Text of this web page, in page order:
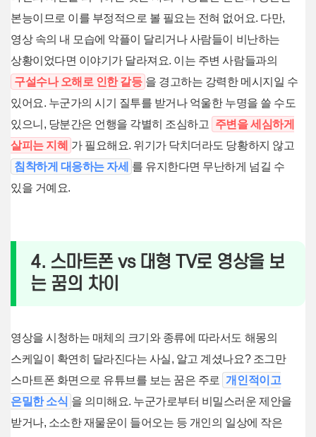
본능이므로 이를 부정적으로 볼 필요는 전혀 없어요. 다만,
영상 속의 내 모습에 악플이 달리거나 사람들이 비난하는
상황이었다면 이야기가 달라져요. 이는 주변 사람들과의
구설수나 오해로 인한 갈등 을 경고하는 강력한 메시지일 수
있어요. 누군가의 시기 질투를 받거나 억울한 누명을 쓸 수도
있으니, 당분간은 언행을 각별히 조심하고 주변을 세심하게
살피는 지혜
가 필요해요. 위기가 닥치더라도 당황하지 않고
침착하게 대응하는 자세
를 유지한다면 무난하게 넘길 수
있을 거예요.
4. 스마트폰 vs 대형 TV로 영상을 보
는 꿈의 차이
영상을 시청하는 매체의 크기와 종류에 따라서도 해몽의
스케일이 확연히 달라진다는 사실, 알고 계셨나요? 조그만
스마트폰 화면으로 유튜브를 보는 꿈은 주로 개인적이고
은밀한 소식 을 의미해요. 누군가로부터 비밀스러운 제안을
받거나, 소소한 재물운이 들어오는 등 개인의 일상에 작은